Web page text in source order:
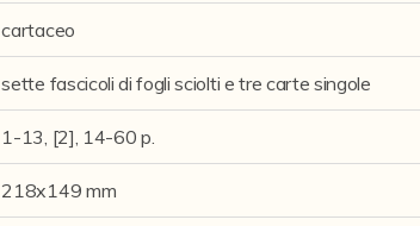
cartaceo
sette fascicoli di fogli sciolti e tre carte singole
1-13, [2], 14-60 p.
218x149 mm